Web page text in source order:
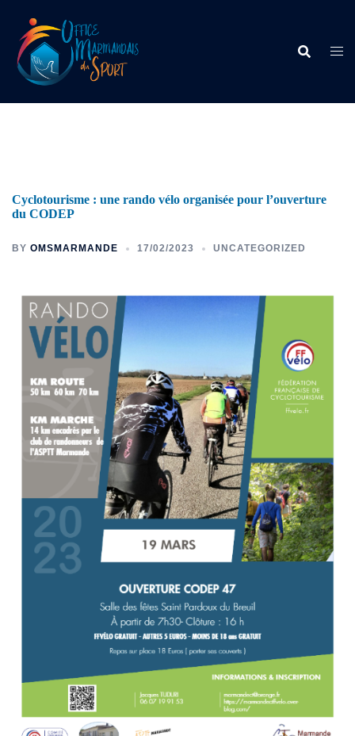
Cyclotourisme : une rando vélo organisée pour l’ouverture
du CODEP
BY OMSMARMANDE 17/02/2023 UNCATEGORIZED